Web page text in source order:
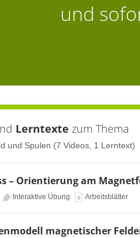
und
Lerntexte zum Thema
und Spulen (7 Videos, 1 Lerntext)
– Orientierung am
Interaktive Übung Arbeitsblätter
magnetischer